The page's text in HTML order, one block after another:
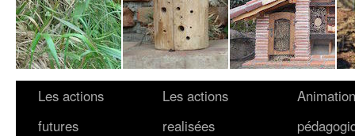
Les actions
futures
Les actions
realisées